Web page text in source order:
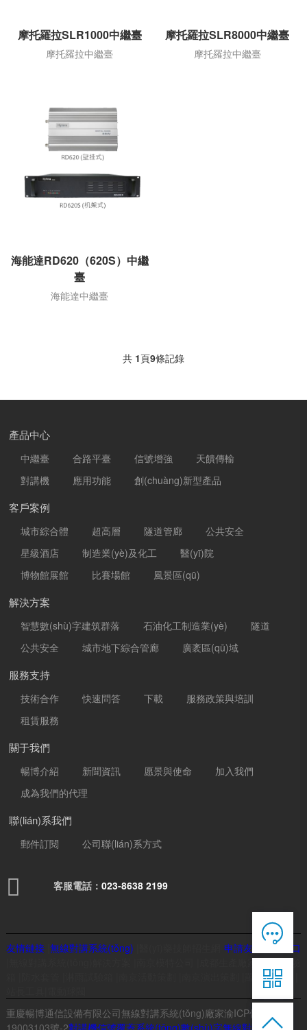
摩托羅拉SLR1000中繼臺
摩托羅拉中繼臺
摩托羅拉SLR8000中繼臺
摩托羅拉中繼臺
海能達RD620（620S）中繼
臺
海能達中繼臺
共 1頁9條記錄
產品中心
中繼臺 合路平臺 信號增強
天饋傳輸
對講機
應用功能 創(chuàng)新型產品
客戶案例
城市綜合體 超高層 隧道管廊
公共安全
星級酒店
制造業(yè)及化工
醫(yī)院
博物館展館
比賽場館 風景區(qū)
解決方案
智慧數(shù)字建筑群落 石油化工制造業(yè)
隧道
公共安全
城市地下綜合管廊 廣袤區(qū)域
服務支持
技術合作 快速問答 下載
服務政策與培訓
租賃服務
關于我們
暢博介紹 新聞資訊 愿景與使命
加入我們
成為我們的代理
聯(lián)系我們
郵件訂閱 公司聯(lián)系方式
 客服電話： 023-8638 2199
友情鏈接 申請友情鏈接入口
無線對講系統(tǒng)
成都生產廠家|臭氧試驗
羅茨鼓風機
重慶暢博通信設備有限公司無線對講系統(tǒng)廠家渝ICP備
19003103號-2對講機信號覆蓋系統(tǒng)數(shù)字無線對講系統


在線客服
7*12 QQ在線，服務咨詢

服務熱線
恭候聆聽，023-86382199手機直接點擊

